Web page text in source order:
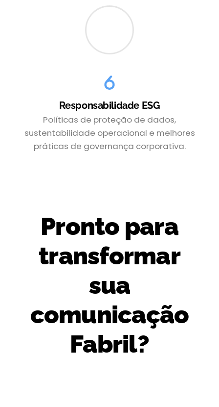
Responsabilidade ESG
Políticas de proteção de dados,
sustentabilidade operacional e melhores
práticas de governança corporativa.
Pronto para
transformar
sua
comunicação
Fabril?